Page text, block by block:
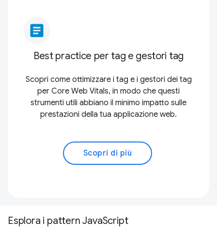
article
Best practice per tag e gestori tag
Scopri come ottimizzare i tag e i gestori dei tag
per Core Web Vitals, in modo che questi
strumenti utili abbiano il minimo impatto sulle
prestazioni della tua applicazione web.
Scopri di più
Esplora i pattern JavaScript